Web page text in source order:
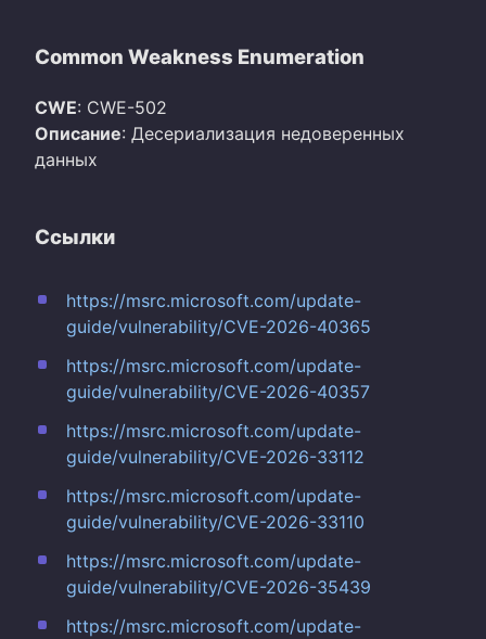
Common Weakness Enumeration
CWE: CWE-502
Описание: Десериализация недоверенных
данных
Ссылки
https://msrc.microsoft.com/update-
guide/vulnerability/CVE-2026-40365
https://msrc.microsoft.com/update-
guide/vulnerability/CVE-2026-40357
https://msrc.microsoft.com/update-
guide/vulnerability/CVE-2026-33112
https://msrc.microsoft.com/update-
guide/vulnerability/CVE-2026-33110
https://msrc.microsoft.com/update-
guide/vulnerability/CVE-2026-35439
https://msrc.microsoft.com/update-